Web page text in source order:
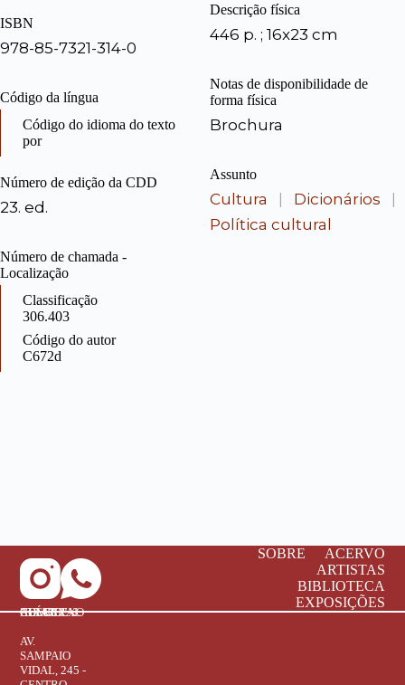
ISBN
978-85-7321-314-0
Código da língua
Código do idioma do texto
por
Número de edição da CDD
23. ed.
Número de chamada -
Localização
Classificação
306.403
Código do autor
C672d
Descrição física
446 p. ; 16x23 cm
Notas de disponibilidade de
forma física
Brochura
Assunto
Cultura | Dicionários
|
Política cultural
SOBRE
ACERVO
ARTISTAS
BIBLIOTECA
EXPOSIÇÕES
COMPLEXO CULTURAL "BRAZ ALÉCIO"
AV.
SAMPAIO
VIDAL, 245 -